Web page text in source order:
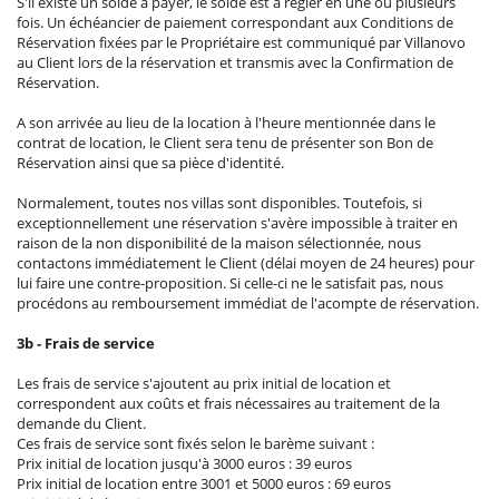
fois. Un échéancier de paiement correspondant aux Conditions de
Réservation fixées par le Propriétaire est communiqué par Villanovo
au Client lors de la réservation et transmis avec la Confirmation de
Réservation.
A son arrivée au lieu de la location à l'heure mentionnée dans le
contrat de location, le Client sera tenu de présenter son Bon de
Réservation ainsi que sa pièce d'identité.
Normalement, toutes nos villas sont disponibles. Toutefois, si
exceptionnellement une réservation s'avère impossible à traiter en
raison de la non disponibilité de la maison sélectionnée, nous
contactons immédiatement le Client (délai moyen de 24 heures) pour
lui faire une contre-proposition. Si celle-ci ne le satisfait pas, nous
procédons au remboursement immédiat de l'acompte de réservation.
3b - Frais de service
Les frais de service s'ajoutent au prix initial de location et
correspondent aux coûts et frais nécessaires au traitement de la
demande du Client.
Ces frais de service sont fixés selon le barème suivant :
Prix initial de location jusqu'à 3000 euros : 39 euros
Prix initial de location entre 3001 et 5000 euros : 69 euros